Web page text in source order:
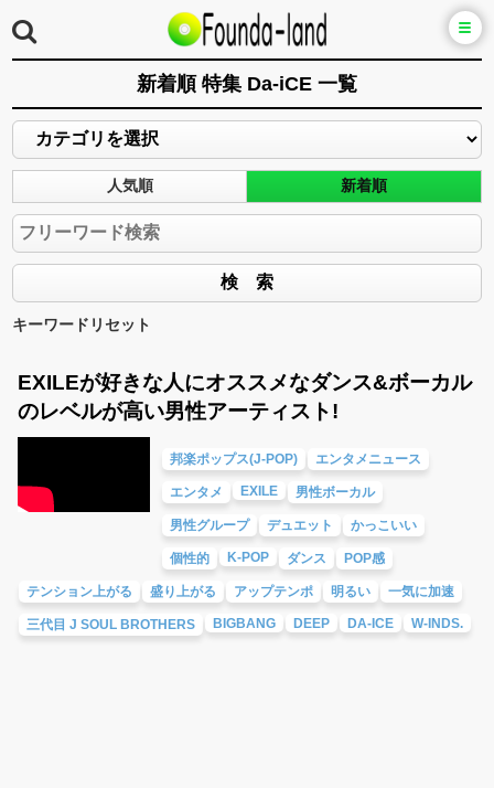
新着順 特集 Da-iCE 一覧
人気順 新着順
キーワードリセット
EXILEが好きな人にオススメなダンス&ボーカル
のレベルが高い男性アーティスト!
邦楽ポップス(J-POP) エンタメニュース
エンタメ EXILE 男性ボーカル
男性グループ デュエット かっこいい
個性的 K-POP ダンス POP感
テンション上がる 盛り上がる アップテンポ 明るい 一気に加速
三代目 J SOUL BROTHERS BIGBANG DEEP DA-ICE W-INDS.